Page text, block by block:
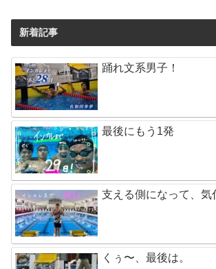
新着記事
踊れ文系男子！
最後にもう1発
支える側になって、気
くぅ〜、最後は。